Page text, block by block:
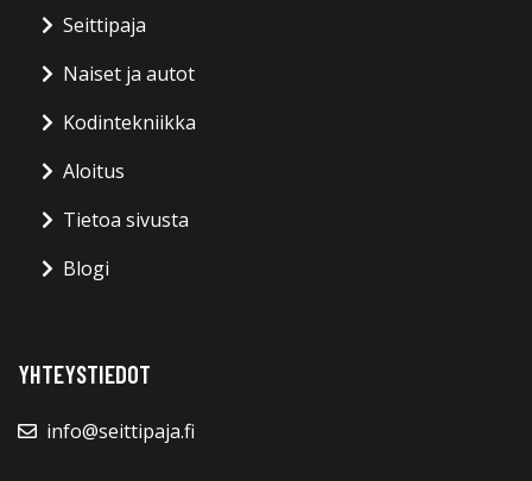
Seittipaja
Naiset ja autot
Kodintekniikka
Aloitus
Tietoa sivusta
Blogi
YHTEYSTIEDOT
info@seittipaja.fi